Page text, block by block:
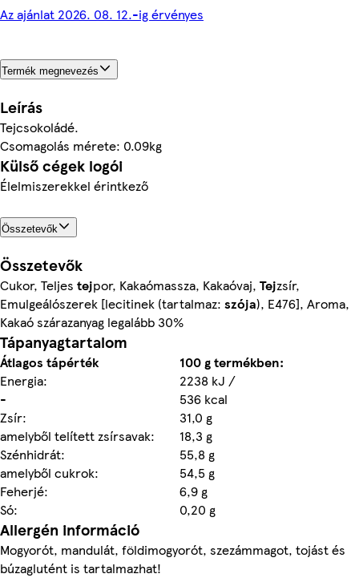
Az ajánlat 2026. 08. 12.-ig érvényes
Termék megnevezés
Leírás
Tejcsokoládé.
Csomagolás mérete: 0.09kg
Külső cégek logói
Élelmiszerekkel érintkező
Összetevők
Összetevők
Cukor, Teljes tejpor, Kakaómassza, Kakaóvaj, Tejzsír,
Emulgeálószerek [lecitinek (tartalmaz: szója), E476], Aroma,
Kakaó szárazanyag legalább 30%
Tápanyagtartalom
Átlagos tápérték
100 g termékben:
Energia:
2238 kJ /
-
536 kcal
Zsír:
31,0 g
amelyből telített zsírsavak:
18,3 g
Szénhidrát:
55,8 g
amelyből cukrok:
54,5 g
Feherjé:
6,9 g
Só:
0,20 g
Allergén információ
Mogyorót, mandulát, földimogyorót, szezámmagot, tojást és
búzaglutént is tartalmazhat!